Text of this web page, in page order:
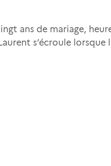
ans de mariage,
s’écroule lorsque